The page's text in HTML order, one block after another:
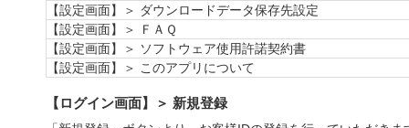
【設定画面】＞ ダウンロードデータ保存先設定
【設定画面】＞ ＦＡＱ
【設定画面】＞ ソフトウェア使用許諾契約書
【設定画面】＞ このアプリについて
【ログイン画面】＞ 新規登録